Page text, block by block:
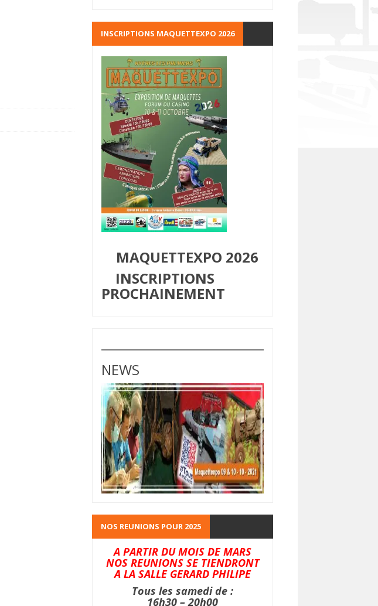
INSCRIPTIONS MAQUETTEXPO 2026
MAQUETTEXPO 2026
INSCRIPTIONS
PROCHAINEMENT
NEWS
NOS REUNIONS POUR 2025
A PARTIR DU MOIS DE MARS
NOS REUNIONS SE TIENDRONT
A LA SALLE GERARD PHILIPE
Tous les samedi de :
16h30 – 20h00